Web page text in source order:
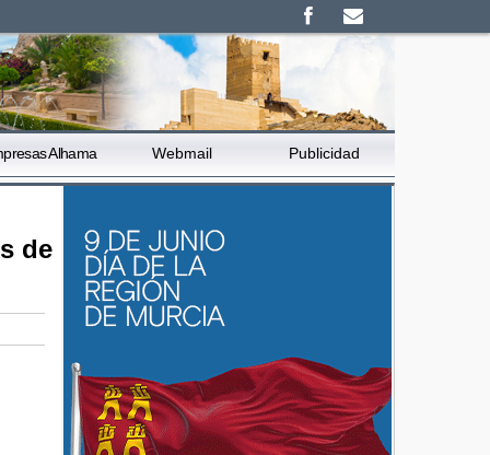
Alhama Webmail Publicidad
de